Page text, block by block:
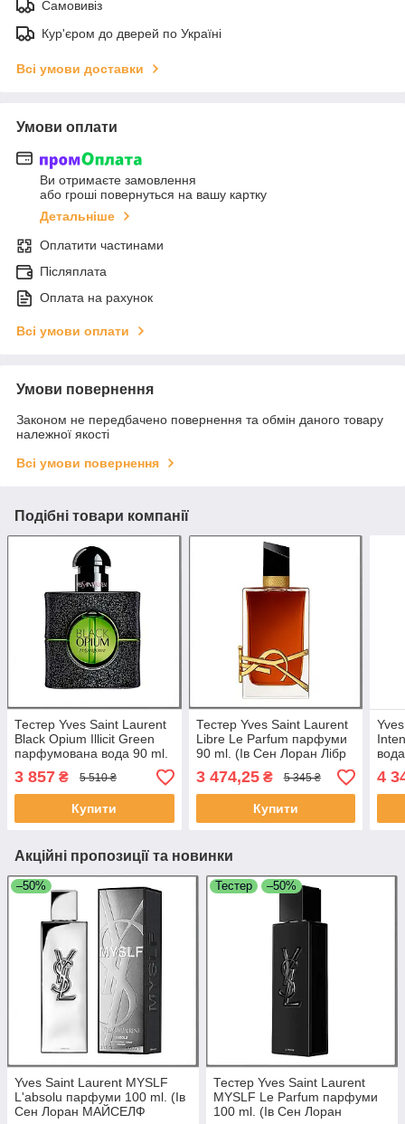
Самовивіз
Кур'єром до дверей по Україні
Всі умови доставки
Умови оплати
Ви отримаєте замовлення
або гроші повернуться на вашу картку
Детальніше
Оплатити частинами
Післяплата
Оплата на рахунок
Всі умови оплати
Умови повернення
Законом не передбачено повернення та обмін даного товару
належної якості
Всі умови повернення
Подібні товари компанії
Тестер Yves Saint Laurent
Black Opium Illicit Green
парфумована вода 90 ml.
(Ів Сен Лоран Блек Опіум
Ілісет Грін)
3 857 ₴ 5 510 ₴
Купити
Тестер Yves Saint Laurent
Libre Le Parfum парфуми
90 ml. (Ів Ceн Лоран Лібр
Ле Парфум)
3 474,25₴ 5 345 ₴
Купити
4
Акційні пропозиції та новинки
–50%
Yves Saint Laurent MYSLF
L'absolu парфуми 100 ml. (Ів
Сен Лоран МАЙСЕЛФ
Тестер –50%
Тестер Yves Saint Laurent
MYSLF Le Parfum парфуми
100 ml. (Ів Сен Лоран